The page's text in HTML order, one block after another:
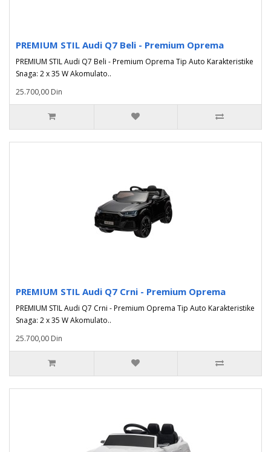
PREMIUM STIL Audi Q7 Beli - Premium Oprema
PREMIUM STIL Audi Q7 Beli - Premium Oprema Tip Auto Karakteristike
Snaga: 2 x 35 W Akomulato..
25.700,00 Din
PREMIUM STIL Audi Q7 Crni - Premium Oprema
PREMIUM STIL Audi Q7 Crni - Premium Oprema Tip Auto Karakteristike
Snaga: 2 x 35 W Akomulato..
25.700,00 Din